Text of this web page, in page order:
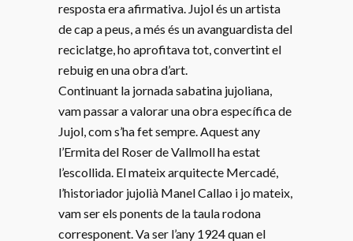
resposta era afirmativa. Jujol és un artista
de cap a peus, a més és un avanguardista del
reciclatge, ho aprofitava tot, convertint el
rebuig en una obra d’art.
Continuant la jornada sabatina jujoliana,
vam passar a valorar una obra específica de
Jujol, com s’ha fet sempre. Aquest any
l’Ermita del Roser de Vallmoll ha estat
l’escollida. El mateix arquitecte Mercadé,
l’historiador jujolià Manel Callao i jo mateix,
vam ser els ponents de la taula rodona
corresponent. Va ser l’any 1924 quan el